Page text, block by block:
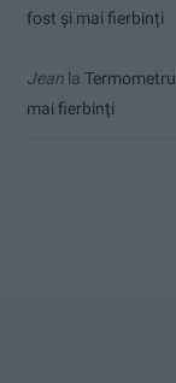
fost și mai fierbinți
Jean la
mai fierbinți